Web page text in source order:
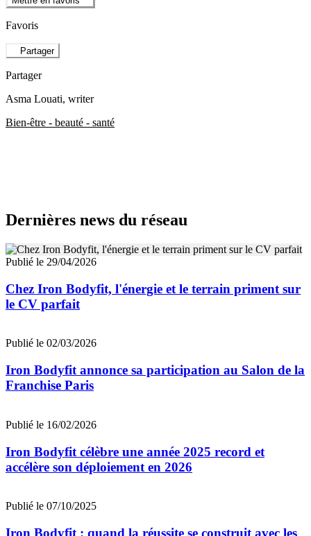
Favoris
Partager
Partager
Asma Louati, writer
Bien-être - beauté - santé
Dernières news du réseau
Publié le 29/04/2026
Chez Iron Bodyfit, l'énergie et le terrain priment sur
le CV parfait
Publié le 02/03/2026
Iron Bodyfit annonce sa participation au Salon de la
Franchise Paris
Publié le 16/02/2026
Iron Bodyfit célèbre une année 2025 record et
accélère son déploiement en 2026
Publié le 07/10/2025
Iron Bodyfit : quand la réussite se construit avec les